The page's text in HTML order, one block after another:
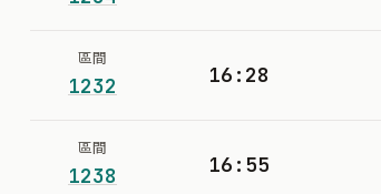
區間
1232 16:28
區間
1238 16:55